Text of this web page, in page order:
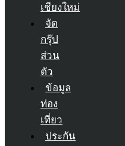
เชียงใหม่
จัด
กรุ๊ป
ส่วน
ตัว
ข้อมูล
ท่อง
เที่ยว
ประกัน